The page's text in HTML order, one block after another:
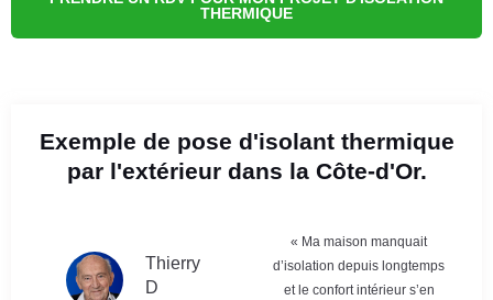
THERMIQUE
Exemple de pose d'isolant thermique
par l'extérieur dans la Côte-d'Or.
Thierry
D
« Ma maison manquait
d’isolation depuis longtemps
et le confort intérieur s’en